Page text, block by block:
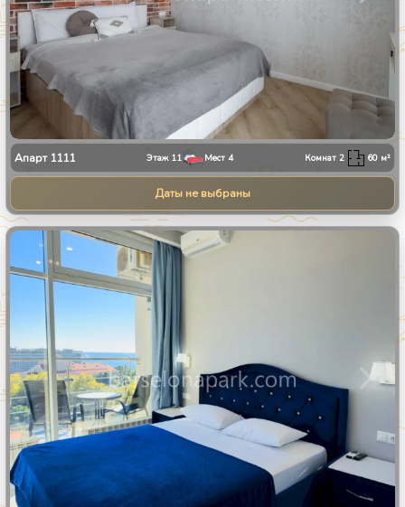
Апарт 1111 Этаж 11 Мест 4 Комнат2 60 м²
Даты не выбраны
1/8